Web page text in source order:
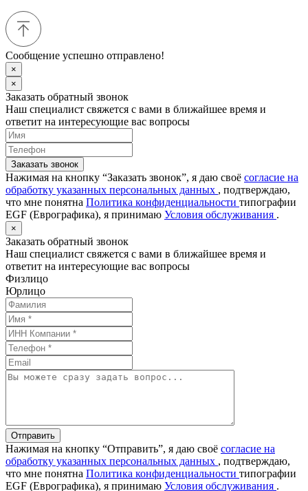
Сообщение успешно отправлено!
×
×
Заказать обратный звонок
Наш специалист свяжется с вами в ближайшее время и
ответит на интересующие вас вопросы
Заказать звонок
Нажимая на кнопку “Заказать звонок”, я даю своё согласие на
обработку указанных персональных данных , подтверждаю,
что мне понятна Политика конфиденциальности типографии
EGF (Еврографика), я принимаю Условия обслуживания .
×
Заказать обратный звонок
Наш специалист свяжется с вами в ближайшее время и
ответит на интересующие вас вопросы
Физлицо
Юрлицо
Отправить
Нажимая на кнопку “Отправить”, я даю своё согласие на
обработку указанных персональных данных , подтверждаю,
что мне понятна Политика конфиденциальности типографии
EGF (Еврографика), я принимаю Условия обслуживания .